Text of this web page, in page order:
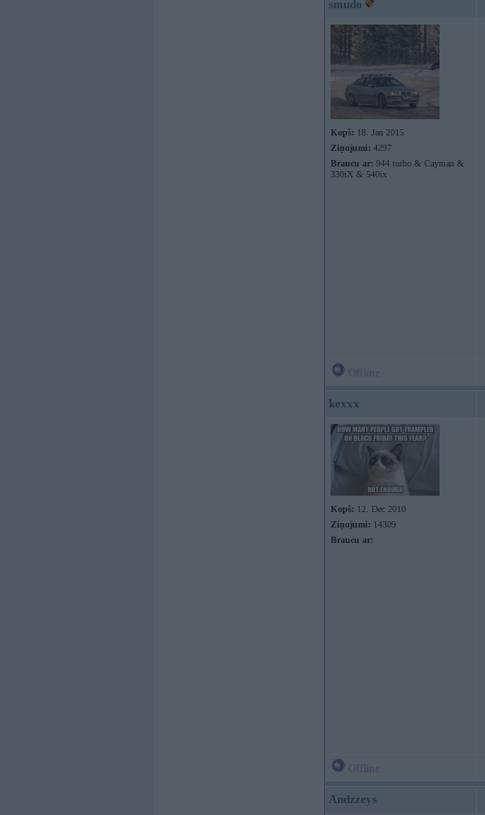
smudo
Kopš: 18. Jan 2015
Ziņojumi: 4297
Braucu ar: 944 turbo & Cayman &
330iX & 540ix
kexxx
Kopš: 12. Dec 2010
Ziņojumi: 14309
Braucu ar:
Andzzeys